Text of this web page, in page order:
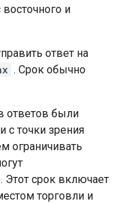
и
ответ на
. Срок обычно
ответов были
с точки зрения
ограничивать
Этот срок включает
торговли и